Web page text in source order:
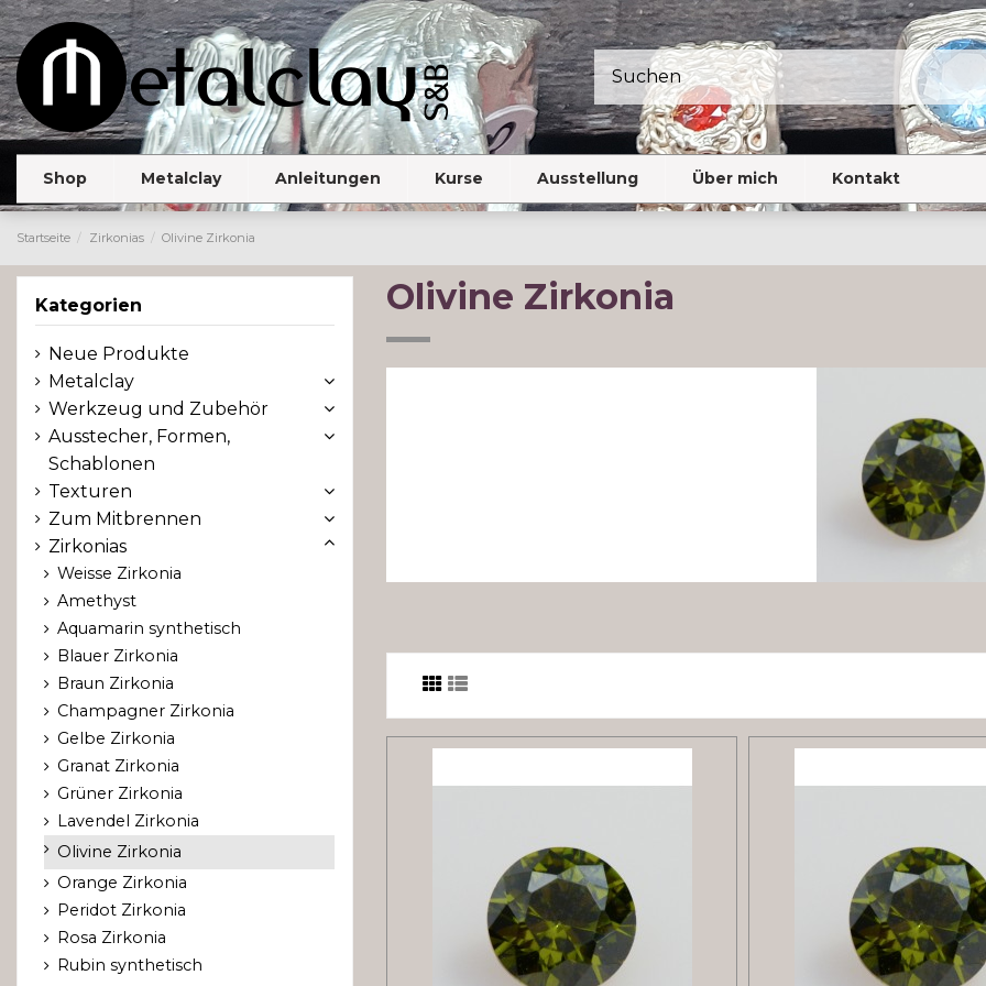
Shop Metalclay Anleitungen Kurse Ausstellung Über mich Kontakt
Startseite Zirkonias Olivine Zirkonia
Olivine Zirkonia
Kategorien
Neue Produkte
Metalclay
Werkzeug und Zubehör
Ausstecher, Formen,
Schablonen
Texturen
Zum Mitbrennen
Zirkonias
Weisse Zirkonia
Amethyst
Aquamarin synthetisch
Blauer Zirkonia
Braun Zirkonia
Champagner Zirkonia
Gelbe Zirkonia
Granat Zirkonia
Grüner Zirkonia
Lavendel Zirkonia
Olivine Zirkonia
Orange Zirkonia
Peridot Zirkonia
Rosa Zirkonia
Rubin synthetisch